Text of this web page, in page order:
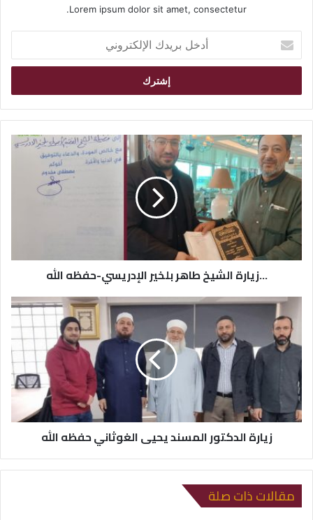
Lorem ipsum dolor sit amet, consectetur.
خ
ب
ر
د
ك
ا
ل
إ
ل
ك
ت
...زيارة الشيخ طاهر بلخير الإدريسي-حفظه الله
زيارة الدكتور المسند يحيى الغوثاني حفظه الله
مقالات ذات صلة